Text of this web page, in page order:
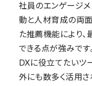
社員のエンゲージ
動と人材育成の両
た推薦機能により
できる点が強みです
DXに役立てたいツ
外にも数多く活用さ